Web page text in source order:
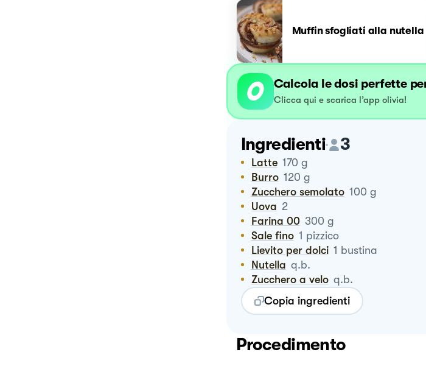
Muffin sfogliati alla nutella
Calcola le dosi perfette
Clicca qui e scarica l’app olivia!
Ingredienti 3
Latte 170 g
Burro 120 g
Zucchero semolato 100 g
Uova 2
Farina 00 300 g
Sale fino 1 pizzico
Lievito per dolci 1 bustina
Nutella q.b.
Zucchero a velo q.b.
Copia ingredienti
Procedimento